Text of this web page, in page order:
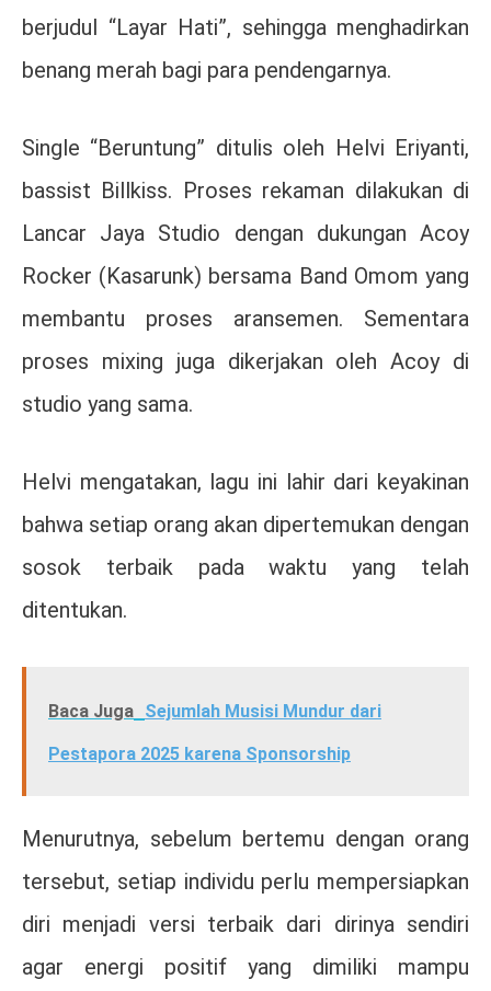
berjudul “Layar Hati”, sehingga menghadirkan
benang merah bagi para pendengarnya.
Single “Beruntung” ditulis oleh Helvi Eriyanti,
bassist Billkiss. Proses rekaman dilakukan di
Lancar Jaya Studio dengan dukungan Acoy
Rocker (Kasarunk) bersama Band Omom yang
membantu proses aransemen. Sementara
proses mixing juga dikerjakan oleh Acoy di
studio yang sama.
Helvi mengatakan, lagu ini lahir dari keyakinan
bahwa setiap orang akan dipertemukan dengan
sosok terbaik pada waktu yang telah
ditentukan.
Baca Juga Sejumlah Musisi Mundur dari
Pestapora 2025 karena Sponsorship
Menurutnya, sebelum bertemu dengan orang
tersebut, setiap individu perlu mempersiapkan
diri menjadi versi terbaik dari dirinya sendiri
agar energi positif yang dimiliki mampu